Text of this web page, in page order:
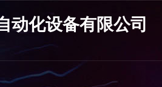
动化设备有限公司